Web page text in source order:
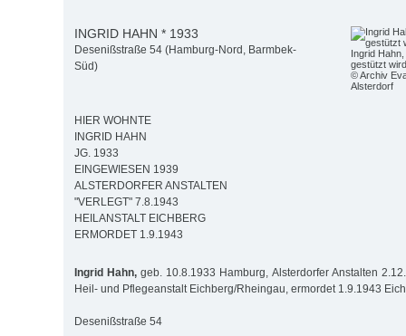
Ingrid
gestützt
© Archiv
Alsterdorf
INGRID HAHN * 1933
Desenißstraße 54 (Hamburg-Nord, Barmbek-
Süd)
HIER WOHNTE
INGRID HAHN
JG. 1933
EINGEWIESEN 1939
ALSTERDORFER ANSTALTEN
"VERLEGT" 7.8.1943
HEILANSTALT EICHBERG
ERMORDET 1.9.1943
Ingrid Hahn, geb. 10.8.1933 Hamburg, Alsterdorfer Anstalten
Heil- und Pflegeanstalt Eichberg/Rheingau, ermordet 1.9.1943
Desenißstraße 54